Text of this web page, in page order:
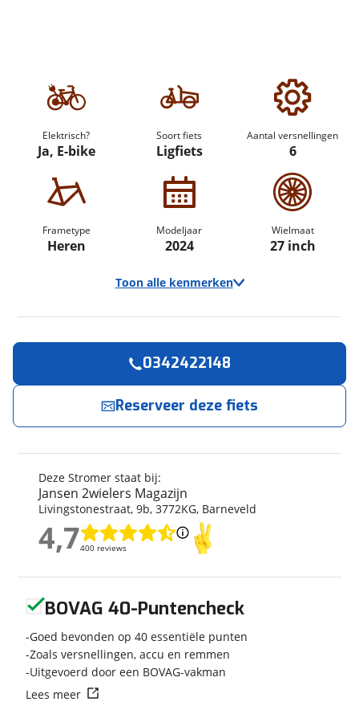
Elektrisch?
Ja, E-bike
Soort fiets
Ligfiets
Aantal versnellingen
6
Frametype
Heren
Modeljaar
2024
Wielmaat
27 inch
Toon alle kenmerken
Stromer
Model
ST2 Pinion
Frametype
Heren
Wielmaat
27 inch
Nieuw of occasion
Nieuw
Techniek
Aantal versnellingen
6
Framemateriaal
Aluminium
Kleur
Grijs
Fabriekskleur
Deze Stromer staat bij:
Jansen 2wielers Magazijn
Livingstonestraat, 9b, 3772KG, Barneveld
4,7400 reviews
4,7
0342422148
Reserveer deze fiets
nu!
Jansen 2wielers Magazijn neemt snel contact
Naam
BOVAG 40-Puntencheck
Goed bevonden op 40 essentiële punten
Zoals versnellingen, accu en remmen
Uitgevoerd door een BOVAG-vakman
Lees meer